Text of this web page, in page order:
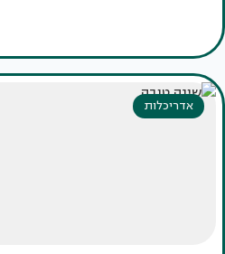
אדריכלות